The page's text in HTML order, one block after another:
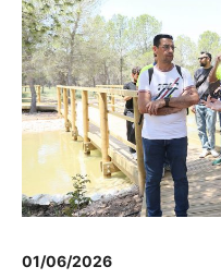
01/06/2026